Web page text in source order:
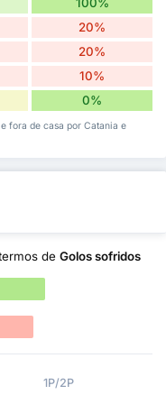
20%
20%
10%
0%
fora de casa por Catania e
de Golos sofridos
1P/2P